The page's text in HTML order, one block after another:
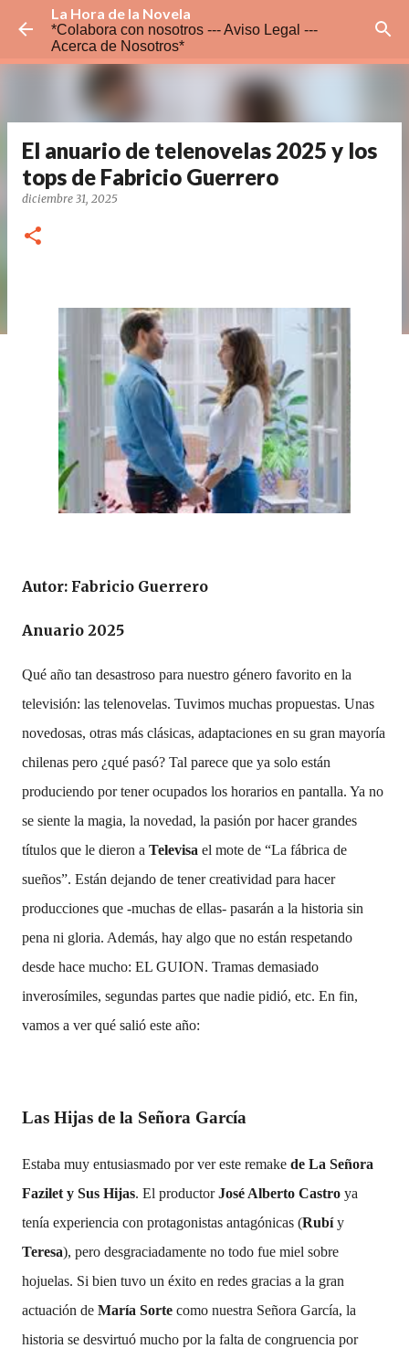
Ir al contenido principal
La Hora de la Novela
*Colabora con nosotros ---Aviso Legal ---
Acerca de Nosotros*
El anuario de telenovelas 2025 y los
tops de Fabricio Guerrero
diciembre 31, 2025
Autor: Fabricio Guerrero
Anuario 2025
Qué año tan desastroso para nuestro género favorito en la
televisión: las telenovelas. Tuvimos muchas propuestas. Unas
novedosas, otras más clásicas, adaptaciones en su gran mayoría
chilenas pero ¿qué pasó? Tal parece que ya solo están
produciendo por tener ocupados los horarios en pantalla. Ya no
se siente la magia, la novedad, la pasión por hacer grandes
títulos que le dieron a Televisa el mote de “La fábrica de
sueños”. Están dejando de tener creatividad para hacer
producciones que -muchas de ellas- pasarán a la historia sin
pena ni gloria. Además, hay algo que no están respetando
desde hace mucho: EL GUION. Tramas demasiado
inverosímiles, segundas partes que nadie pidió, etc. En fin,
vamos a ver qué salió este año:
Las Hijas de la Señora García
Estaba muy entusiasmado por ver este remake de La Señora
Fazilet y Sus Hijas. El productorJosé Alberto Castro ya
tenía experiencia con protagonistas antagónicas (Rubíy
Teresa), pero desgraciadamente no todo fue miel sobre
hojuelas. Si bien tuvo un éxito en redes gracias a la gran
actuación de María Sorte como nuestra Señora García, la
historia se desvirtuó mucho por la falta de congruencia por